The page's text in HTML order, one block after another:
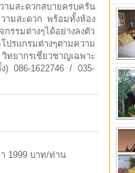
มสะดวกสบายครบครัน
ามสะดวก พร้อมทั้งห้อง
รมต่างๆได้อย่างลงตัว
แกรมต่างๆตามความ
ยากรเชี่ยวชาญเฉพาะ
086-1622746 / 035-
1999 บาท/ท่าน